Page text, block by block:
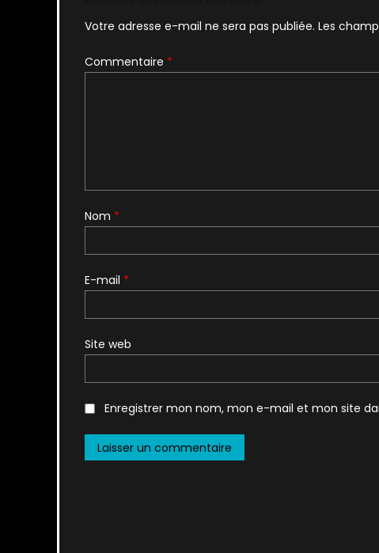
Votre adresse e-mail ne sera pas publiée. Les
Commentaire *
Nom *
E-mail *
Site web
Enregistrer mon nom, mon e-mail et mon site